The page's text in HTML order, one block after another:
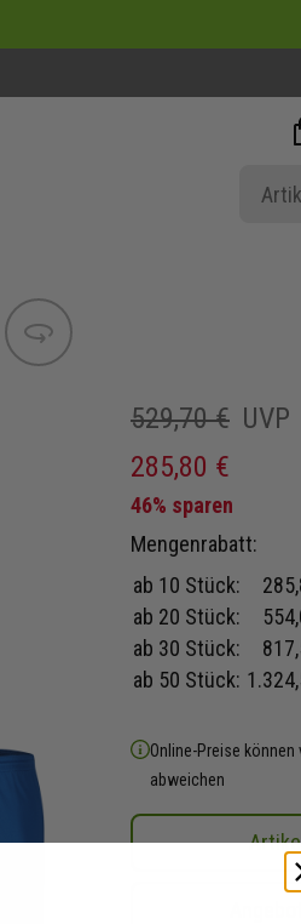
Bild wechseln
529,70 € UVP
285,80 €
46% sparen
Mengenrabatt:
ab 10 Stück:
ab 20 Stück:
ab 30 Stück:
ab 50 Stück:
Online-Preise
abweichen